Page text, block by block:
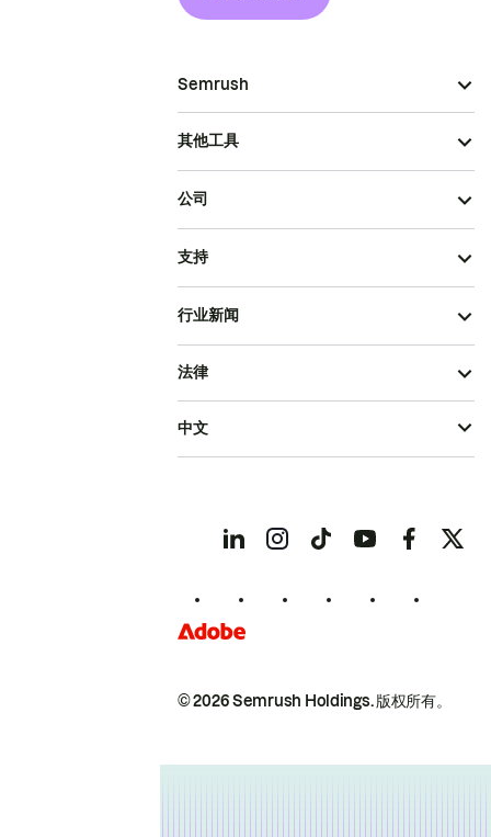
Semrush
其他工具
公司
支持
行业新闻
© 2026 Semrush Holdings.版权所有。
法律
中文